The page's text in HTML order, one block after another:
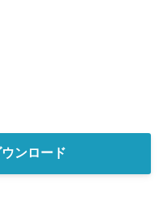
ンロード